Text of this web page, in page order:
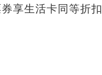
享生活卡同等折扣